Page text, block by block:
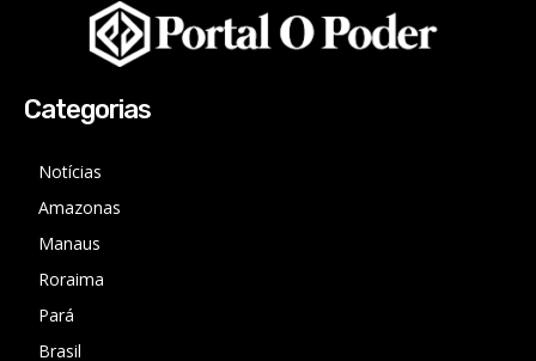
Categorias
Notícias
Amazonas
Manaus
Roraima
Pará
Brasil